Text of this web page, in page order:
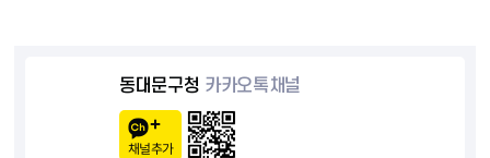
동대문구청 카카오톡채널
채널추가